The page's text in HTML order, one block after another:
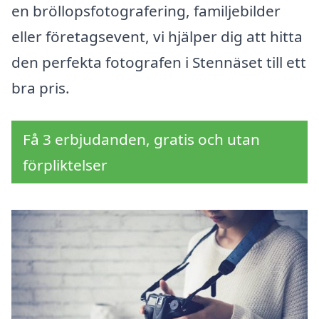
en bröllopsfotografering, familjebilder
eller företagsevent, vi hjälper dig att hitta
den perfekta fotografen i Stennäset till ett
bra pris.
Få 3 erbjudanden, gratis och utan
förpliktelser